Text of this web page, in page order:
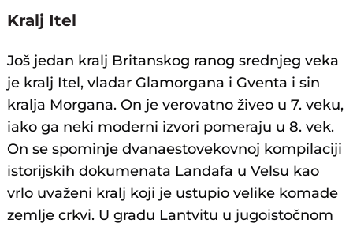
Kralj Itel
Još jedan kralj Britanskog ranog srednjeg veka
je kralj Itel, vladar Glamorgana i Gventa i sin
kralja Morgana. On je verovatno živeo u 7. veku,
iako ga neki moderni izvori pomeraju u 8. vek.
On se spominje dvanaestovekovnoj kompilaciji
istorijskih dokumenata Landafa u Velsu kao
vrlo uvaženi kralj koji je ustupio velike komade
zemlje crkvi. U gradu Lantvitu u jugoistočnom